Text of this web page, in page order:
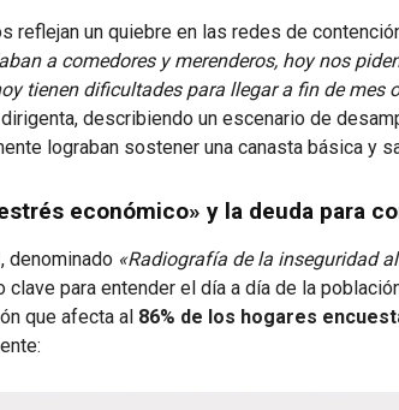
reflejan un quiebre en las redes de
a comedores y merenderos, hoy nos
tienen dificultades para llegar a fin de mes
describiendo un escenario de
lograban sostener una canasta básica y
económico» y la deuda para
denominado «Radiografía de la inseguridad
clave para entender el día a día de la
que afecta al 86% de los hogares